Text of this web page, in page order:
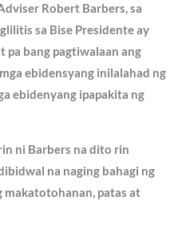
Robert Barbers, sa
sa Bise Presidente ay
pa bang pagtiwalaan ang
ebidensyang inilalahad ng
ebidenyang ipapakita ng
ni Barbers na dito rin
na naging bahagi ng
makatotohanan, patas at